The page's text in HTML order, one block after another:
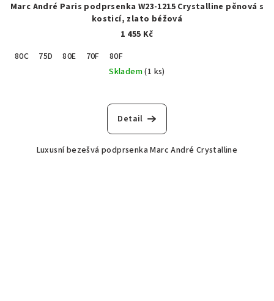
Marc André Paris podprsenka W23-1215 Crystalline pěnová s
kosticí, zlato béžová
1 455 Kč
80C
75D 80E 70F
80F
Skladem(1 ks)
Detail
Luxusní bezešvá podprsenka Marc André Crystalline